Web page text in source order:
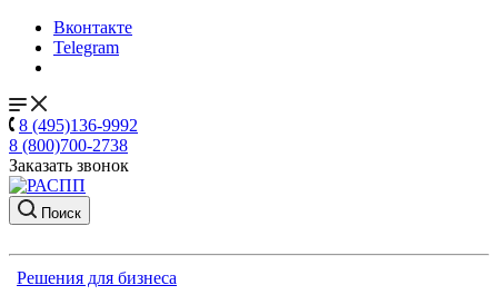
Вконтакте
Telegram
8 (495)136-9992
8 (800)700-2738
Заказать звонок
Поиск
Решения для бизнеса